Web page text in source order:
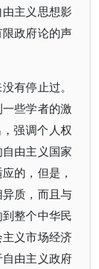
主义思想影
政府论的声
有停止过。
些学者的激
强调个人权
由主义国家
的，但是，
质，而且与
整个中华民
义市场经济
由主义政府